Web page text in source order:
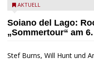
Stef Burns, Will Hunt und
AKTUELL
Soiano del Lago:
„Sommertour“ am
Stef Burns, Will Hunt und